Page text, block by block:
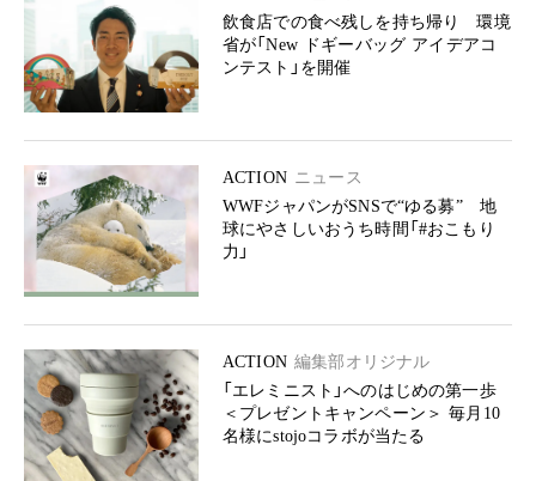
飲食店での食べ残しを持ち帰り 環境
省が「New ドギーバッグ アイデアコ
ンテスト」を開催
ACTION ニュース
WWFジャパンがSNSで“ゆる募” 地
球にやさしいおうち時間「#おこもり
力」
ACTION 編集部オリジナル
「エレミニスト」へのはじめの第一歩
＜プレゼントキャンペーン＞ 毎月10
名様にstojoコラボが当たる